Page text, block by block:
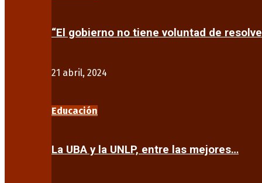
“El gobierno no tiene voluntad de
21 abril, 2024
Educación
La UBA y la UNLP, entre las mejores…